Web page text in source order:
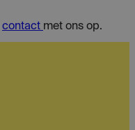
contact met ons op.